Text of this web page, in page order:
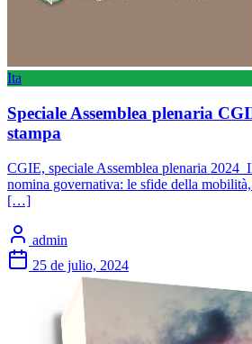
Ita
Speciale Assemblea plenaria
stampa
CGIE, speciale Assemblea plenaria 2024
nomina governativa: le sfide della
[…]
admin
25 de julio, 2024